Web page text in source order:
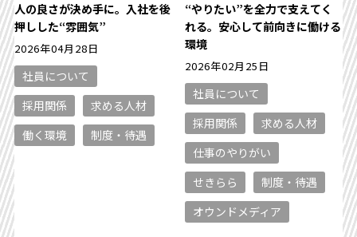
人の良さが決め手に。入社を後
押しした“雰囲気”
2026年04月28日
社員について
採用関係
求める人材
働く環境
制度・待遇
“やりたい”を全力で支えてく
れる。安心して前向きに働ける
環境
2026年02月25日
社員について
採用関係
求める人材
仕事のやりがい
せきらら
制度・待遇
オウンドメディア